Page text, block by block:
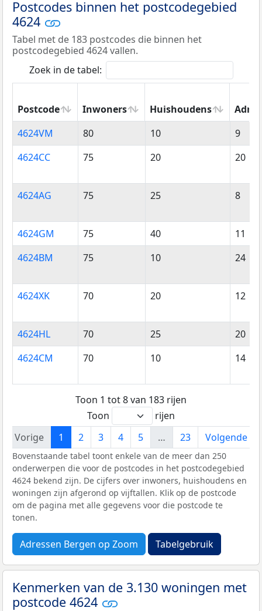
Postcodes binnen het postcodegebied
4624
Tabel met de 183 postcodes die binnen het
postcodegebied 4624 vallen.
Zoek in de tabel:
Postcode Inwoners Huishoudens
Postcode
Inwoners Huishoudens
4624VM 80 10
9
4624CC
75 20 20
4624AG 75 25 8
4624GM 75 40
11
4624BM
75 10 24
4624XK 70 20 12
4624HL 70 25
20
4624CM
70 10 14
Toon 1 tot 8 van 183 rijen
Toon
rijen
Vorige
1 2 3 4 5 … 23 Volgende
Bovenstaande tabel toont enkele van de meer dan 250
onderwerpen die voor de postcodes in het postcodegebied
4624 bekend zijn. De cijfers over inwoners, huishoudens en
woningen zijn afgerond op vijftallen. Klik op de postcode
om de pagina met alle gegevens voor die postcode te
tonen.
Adressen Bergen op Zoom Tabelgebruik
Kenmerken van de 3.130 woningen met
postcode 4624